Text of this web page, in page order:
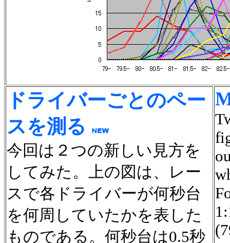
ドライバーごとのペー
スを測る
今回は２つの新しい見方を
してみた。上の図は、レー
スで各ドライバーが何秒台
を何周していたかを表した
ものである。何秒台は0.5秒